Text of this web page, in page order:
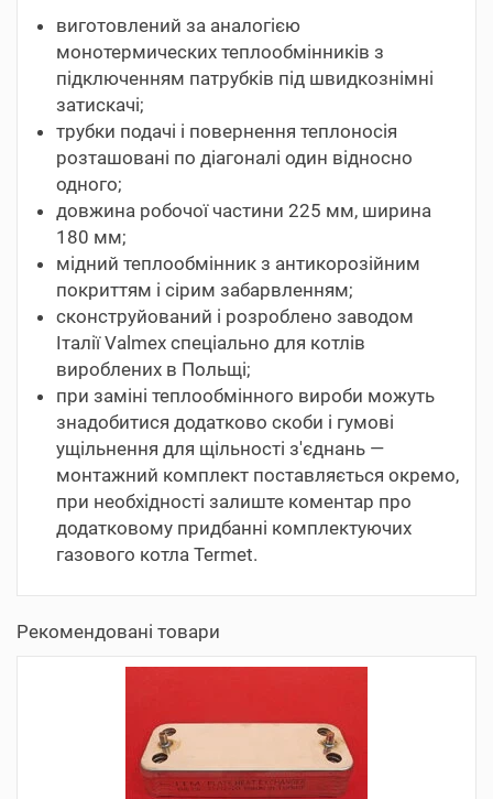
виготовлений за аналогією
монотермических теплообмінників з
підключенням патрубків під швидкознімні
затискачі;
трубки подачі і повернення теплоносія
розташовані по діагоналі один відносно
одного;
довжина робочої частини 225 мм, ширина
180 мм;
мідний теплообмінник з антикорозійним
покриттям і сірим забарвленням;
сконструйований і розроблено заводом
Італії Valmex спеціально для котлів
вироблених в Польщі;
при заміні теплообмінного вироби можуть
знадобитися додатково скоби і гумові
ущільнення для щільності з'єднань —
монтажний комплект поставляється окремо,
при необхідності залиште коментар про
додатковому придбанні комплектуючих
газового котла Termet.
Рекомендовані товари